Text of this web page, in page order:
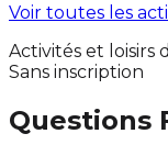
Voir toutes les
Activités et loisirs
Sans inscription
Questions